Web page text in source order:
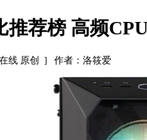
推荐榜 高频
线 原创 ] 作者：洛筱爱